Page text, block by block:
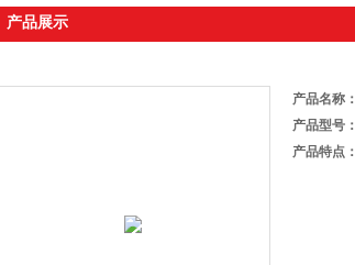
产品展示
产品名称：
产品型号：
产品特点：